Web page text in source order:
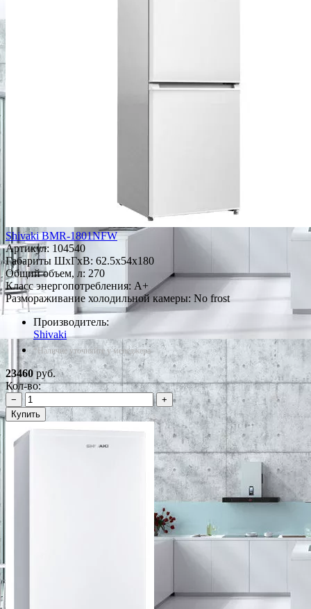
Shivaki BMR-1801NFW
Артикул: 104540
Габариты ШxГxВ: 62.5x54x180
Общий объем, л: 270
Класс энергопотребления: A+
Размораживание холодильной камеры: No frost
Производитель:
Shivaki
*Наличие уточняйте у менеджера
23460руб.
Кол-во:
−
+
Купить